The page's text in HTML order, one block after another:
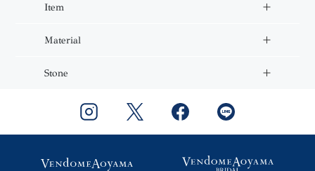
Item
Material
Stone